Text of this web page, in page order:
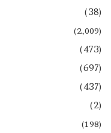
(38)
(2,009)
(473)
(697)
(437)
(2)
(198)